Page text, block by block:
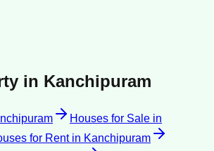
in Kanchipuram
Houses for Sale in
for Rentin Kanchipuram